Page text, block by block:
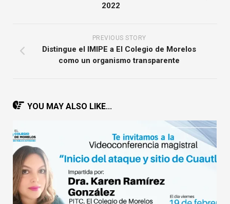
2022
PREVIOUS STORY
Distingue el IMIPE a El Colegio de Morelos
como un organismo transparente
YOU MAY ALSO LIKE...